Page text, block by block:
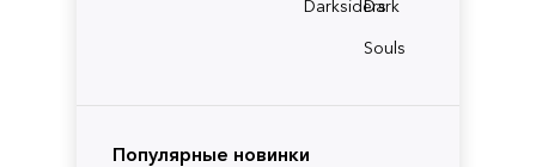
Darksiders
Dark
Souls
Популярные новинки